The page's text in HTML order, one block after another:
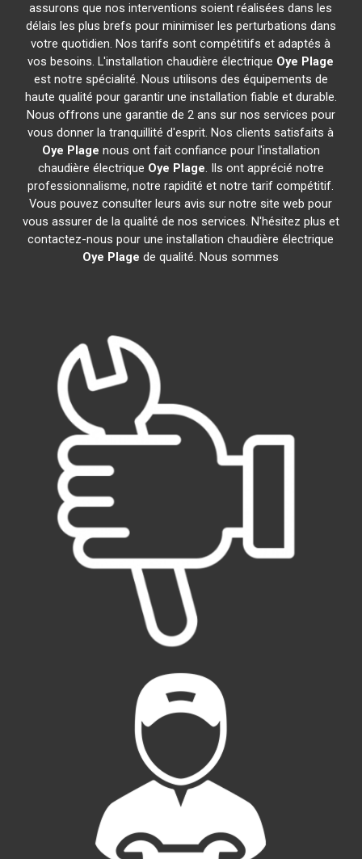
assurons que nos interventions soient réalisées dans les
délais les plus brefs pour minimiser les perturbations dans
votre quotidien. Nos tarifs sont compétitifs et adaptés à
vos besoins. L'installation chaudière électrique Oye Plage
est notre spécialité. Nous utilisons des équipements de
haute qualité pour garantir une installation fiable et durable.
Nous offrons une garantie de 2 ans sur nos services pour
vous donner la tranquillité d'esprit. Nos clients satisfaits à
Oye Plage nous ont fait confiance pour l'installation
chaudière électrique Oye Plage. Ils ont apprécié notre
professionnalisme, notre rapidité et notre tarif compétitif.
Vous pouvez consulter leurs avis sur notre site web pour
vous assurer de la qualité de nos services. N'hésitez plus et
contactez-nous pour une installation chaudière électrique
Oye Plage de qualité. Nous sommes